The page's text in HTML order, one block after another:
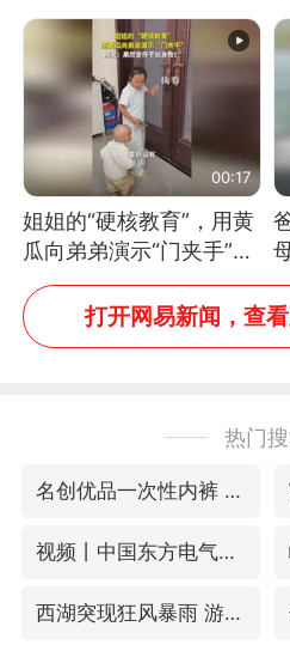
吗？”“或将成为首位考级
不带古筝的选手。”（来
源：新华每日电讯）
00:17
姐姐的“硬核教育”，用黄
瓜向弟弟演示“门夹手”，
网友：果然言传不如身
教！
打开网易新闻，查
热门
名创优品一次性内裤 颜面尽失
视频丨中国东方电气集团原党组副书记、董事宋致远被查
西湖突现狂风暴雨 游客瞬间被浇透